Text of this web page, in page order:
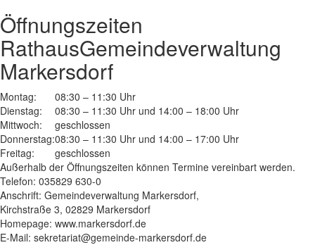
Öffnungszeiten
RathausGemeindeverwaltung
Markersdorf
Montag:
08:30 – 11:30 Uhr
Dienstag:
08:30 – 11:30 Uhr und 14:00 – 18:00 Uhr
Mittwoch:
geschlossen
Donnerstag:08:30 – 11:30 Uhr und 14:00 – 17:00 Uhr
Freitag:
geschlossen
Außerhalb der Öffnungszeiten können Termine vereinbart werden.
Telefon: 035829 630-0
Anschrift: Gemeindeverwaltung Markersdorf,
Kirchstraße 3, 02829 Markersdorf
Homepage: www.markersdorf.de
E-Mail: sekretariat@gemeinde-markersdorf.de